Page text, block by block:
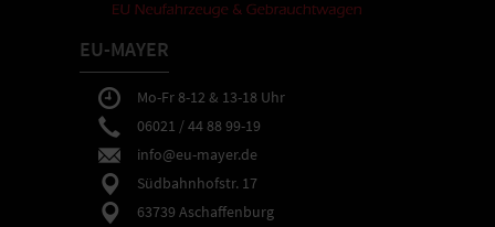
EU-MAYER
Mo-Fr 8-12 & 13-18 Uhr
06021 / 44 88 99-19
info@eu-mayer.de
Südbahnhofstr. 17
63739 Aschaffenburg